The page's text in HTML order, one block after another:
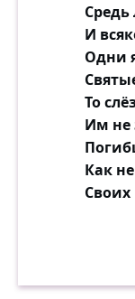
И
Одни
То
Им не
Как